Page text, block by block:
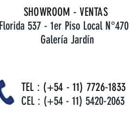
SHOWROOM - VENTAS
Florida 537 - 1er Piso Local N°470
Galería Jardín
TEL : (+54 - 11) 7726-1833
CEL : (+54 - 11) 5420-2063